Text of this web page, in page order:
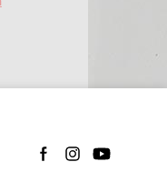
Suivez-nous sur
Suivez-nous sur
Suivez-nous